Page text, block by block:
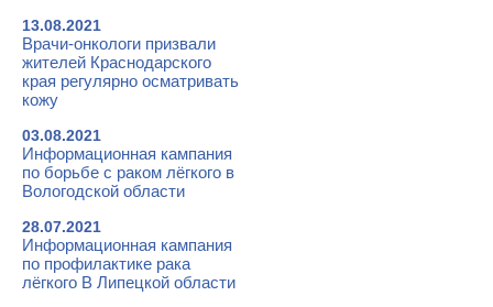
13.08.2021
Врачи-онкологи призвали
жителей Краснодарского
края регулярно осматривать
кожу
03.08.2021
Информационная кампания
по борьбе с раком лёгкого в
Вологодской области
28.07.2021
Информационная кампания
по профилактике рака
лёгкого В Липецкой области